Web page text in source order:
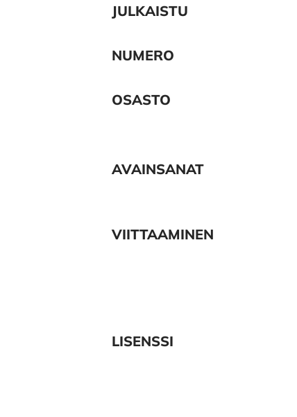
JULKAISTU
NUMERO
OSASTO
AVAINSANAT
VIITTAAMINEN
LISENSSI